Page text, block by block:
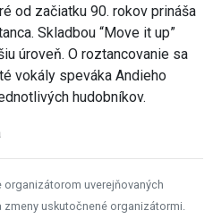
od začiatku 90. rokov prináša
Skladbou “Move it up”
úroveň. O roztancovanie sa
vokály speváka Andieho
hudobníkov.
uverejňovaných
uskutočnené organizátormi.